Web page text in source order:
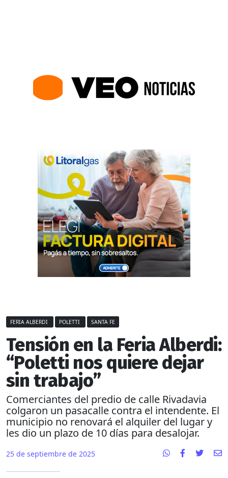
FERIA ALBERDI POLETTI SANTA FE
Tensión en la Feria Alberdi:
“Poletti nos quiere dejar
sin trabajo”
Comerciantes del predio de calle Rivadavia
colgaron un pasacalle contra el intendente. El
municipio no renovará el alquiler del lugar y
les dio un plazo de 10 días para desalojar.
25 de septiembre de 2025